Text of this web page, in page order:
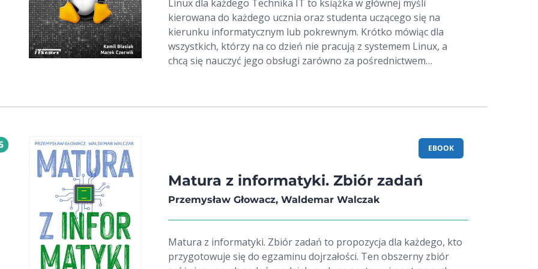
Linux dla każdego Technika IT to książka w głównej myśli
kierowana do każdego ucznia oraz studenta uczącego się na
kierunku informatycznym lub pokrewnym. Krótko mówiąc dla
wszystkich, którzy na co dzień nie pracują z systemem Linux, a
chcą się nauczyć jego obsługi zarówno za pośrednictwem
konfiguracji: sprzętu, sieci, środowiska pracy, użytkowników.
kwestie związane z bezpieczeństwem sytemu oraz danych. Na
końcu książki znajduje się próbny egzamin zawodowy, w którym
każde pytanie poddane zostaje szczegółowej analizie w wyniku
której, prezentowana jest poprawna odpowiedź, co stanowi
wartość dodaną zarówno dla ucznia jak i nauczyciela. Znajdziemy
tutaj również wykaz najważniejszych poleceń systemowych –
EBOOK
Matura z informatyki. Zbiór zadań
Przemysław Głowacz, Waldemar Walczak
Matura z informatyki. Zbiór zadań to propozycja dla każdego, kto
przygotowuje się do egzaminu dojrzałości. Ten obszerny zbiór